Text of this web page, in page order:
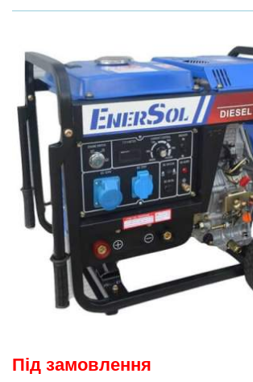
Під замовлення